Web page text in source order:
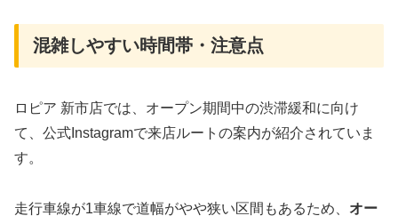
混雑しやすい時間帯・注意点
ロピア 新市店では、オープン期間中の渋滞緩和に向け
て、公式Instagramで来店ルートの案内が紹介されていま
す。
走行車線が1車線で道幅がやや狭い区間もあるため、 オー